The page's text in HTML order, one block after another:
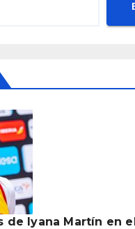
de Iyana Martín en